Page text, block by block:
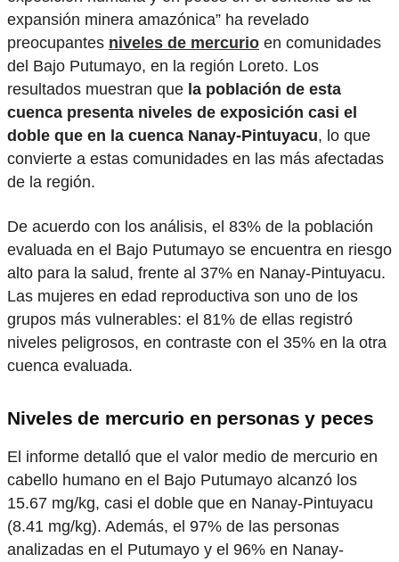
expansión minera amazónica” ha revelado
preocupantes niveles de mercurio en comunidades
del Bajo Putumayo, en la región Loreto. Los
resultados muestran que la población de esta
cuenca presenta niveles de exposición casi el
doble que en la cuenca Nanay-Pintuyacu, lo que
convierte a estas comunidades en las más afectadas
de la región.
De acuerdo con los análisis, el 83% de la población
evaluada en el Bajo Putumayo se encuentra en riesgo
alto para la salud, frente al 37% en Nanay-Pintuyacu.
Las mujeres en edad reproductiva son uno de los
grupos más vulnerables: el 81% de ellas registró
niveles peligrosos, en contraste con el 35% en la otra
cuenca evaluada.
Niveles de mercurio en personas y peces
El informe detalló que el valor medio de mercurio en
cabello humano en el Bajo Putumayo alcanzó los
15.67 mg/kg, casi el doble que en Nanay-Pintuyacu
(8.41 mg/kg). Además, el 97% de las personas
analizadas en el Putumayo y el 96% en Nanay-